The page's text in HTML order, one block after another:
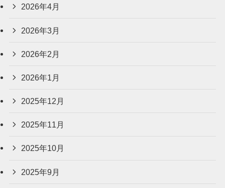
2026年4月
2026年3月
2026年2月
2026年1月
2025年12月
2025年11月
2025年10月
2025年9月